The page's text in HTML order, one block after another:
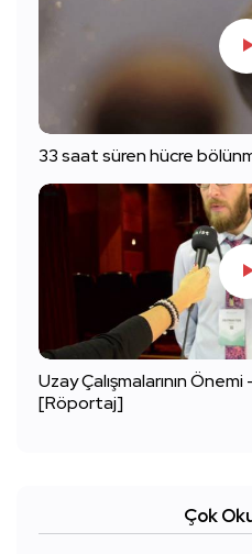
33 saat süren hücre
Uzay Çalışmalarının
[Röportaj]
Çok